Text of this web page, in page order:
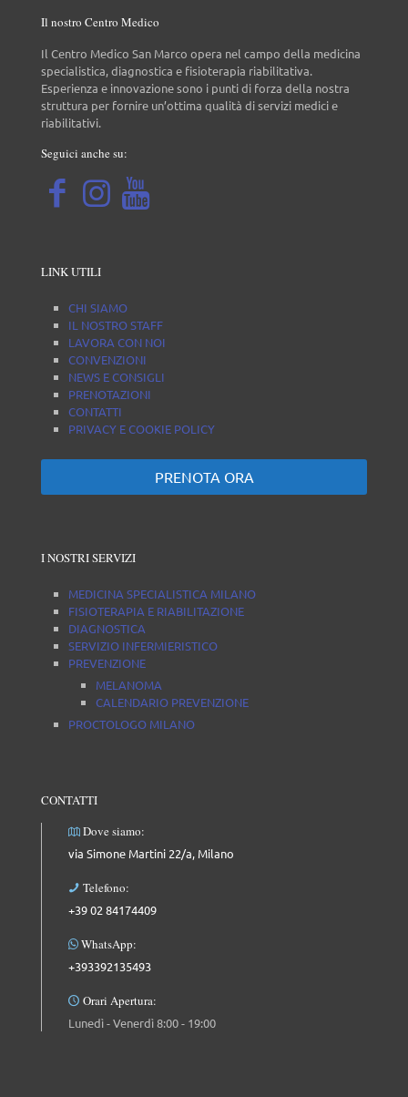
Il nostro Centro Medico
Il Centro Medico San Marco opera nel campo della medicina
specialistica, diagnostica e fisioterapia riabilitativa.
Esperienza e innovazione sono i punti di forza della nostra
struttura per fornire un’ottima qualità di servizi medici e
riabilitativi.
Seguici anche su:
LINK UTILI
CHI SIAMO
IL NOSTRO STAFF
LAVORA CON NOI
CONVENZIONI
NEWS E CONSIGLI
PRENOTAZIONI
CONTATTI
PRIVACY E COOKIE POLICY
PRENOTA ORA
I NOSTRI SERVIZI
MEDICINA SPECIALISTICA MILANO
FISIOTERAPIA E RIABILITAZIONE
DIAGNOSTICA
SERVIZIO INFERMIERISTICO
PREVENZIONE
MELANOMA
CALENDARIO PREVENZIONE
PROCTOLOGO MILANO
CONTATTI
Dove siamo:
via Simone Martini 22/a, Milano
Telefono:
+39 02 84174409
WhatsApp:
+393392135493
Orari Apertura:
Lunedì - Venerdì 8:00 - 19:00